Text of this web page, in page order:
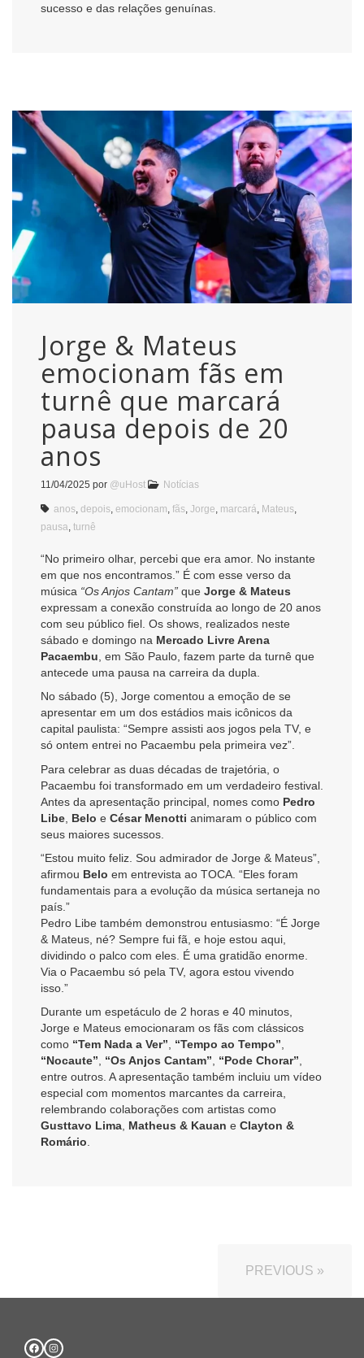
sucesso e das relações genuínas.
Jorge & Mateus
emocionam fãs em
turnê que marcará
pausa depois de 20
anos
11/04/2025 por @uHost Notícias
anos depois emocionam fãs Jorge marcará Mateus
pausa turnê
“No primeiro olhar, percebi que era amor. No instante
em que nos encontramos.” É com esse verso da
música “Os Anjos Cantam” que Jorge & Mateus
expressam a conexão construída ao longo de 20 anos
com seu público fiel. Os shows, realizados neste
sábado e domingo na Mercado Livre Arena
Pacaembu , em São Paulo, fazem parte da turnê que
antecede uma pausa na carreira da dupla.
No sábado (5), Jorge comentou a emoção de se
apresentar em um dos estádios mais icônicos da
capital paulista: “Sempre assisti aos jogos pela TV, e
só ontem entrei no Pacaembu pela primeira vez”.
Para celebrar as duas décadas de trajetória, o
Pacaembu foi transformado em um verdadeiro festival.
Antes da apresentação principal, nomes como Pedro
Libe Belo e César Menotti animaram o público com
seus maiores sucessos.
“Estou muito feliz. Sou admirador de Jorge & Mateus”,
afirmou Belo em entrevista ao TOCA. “Eles foram
fundamentais para a evolução da música sertaneja no
país.”
Pedro Libe também demonstrou entusiasmo: “É Jorge
& Mateus, né? Sempre fui fã, e hoje estou aqui,
dividindo o palco com eles. É uma gratidão enorme.
Via o Pacaembu só pela TV, agora estou vivendo
isso.”
Durante um espetáculo de 2 horas e 40 minutos,
Jorge e Mateus emocionaram os fãs com clássicos
como “Tem Nada a Ver”, “Tempo ao Tempo”,
“Nocaute”, “Os Anjos Cantam”, “Pode Chorar”,
entre outros. A apresentação também incluiu um vídeo
especial com momentos marcantes da carreira,
relembrando colaborações com artistas como
Gusttavo Lima, Matheus & Kauan e Clayton &
Romário.
PREVIOUS »